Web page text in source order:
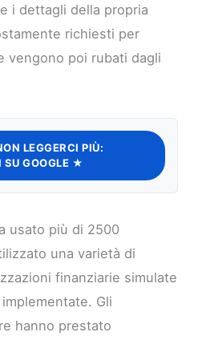
i dettagli della propria
richiesti per
vengono poi rubati dagli
LEGGERCI PIÙ:
SU GOOGLE ★
usato più di 2500
una varietà di
finanziarie simulate
Gli
hanno prestato